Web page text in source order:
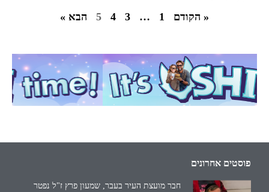
« הקודם 1
…
3
4
5 הבא »
פוסטים אחרונים
חבר מועצת העיר בעבר, שמעון פרץ ז"ל נפטר